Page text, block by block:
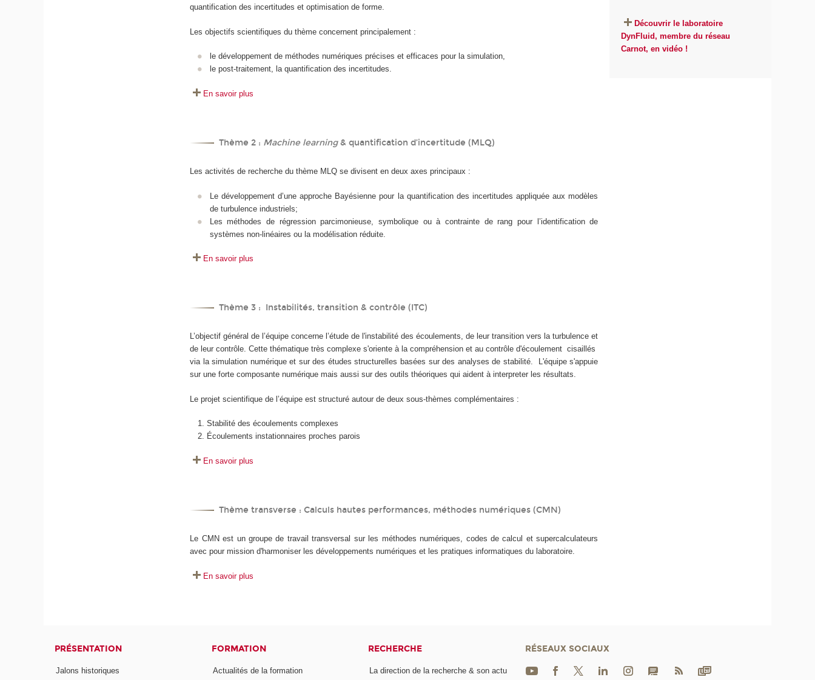
quantification des incertitudes et optimisation de forme.
Les objectifs scientifiques du thème concernent principalement :
le développement de méthodes numériques précises et efficaces pour la simulation,
le post-traitement, la quantification des incertitudes.
En savoir plus
Thème 2 : Machine learning& quantification d’incertitude (MLQ)
Les activités de recherche du thème MLQ se divisent en deux axes principaux :
Le développement d’une approche Bayésienne pour la quantification des incertitudes appliquée aux modèles
de turbulence industriels;
Les méthodes de régression parcimonieuse, symbolique ou à contrainte de rang pour l’identification de
systèmes non-linéaires ou la modélisation réduite.
En savoir plus
Thème 3 : Instabilités, transition & contrôle (ITC)
L’objectif général de l’équipe concerne l’étude de l'instabilité des écoulements, de leur transition vers la turbulence et
de leur contrôle. Cette thématique très complexe s'oriente à la compréhension et au contrôle d'écoulement cisaillés
via la simulation numérique et sur des études structurelles basées sur des analyses de stabilité. L'équipe s'appuie
sur une forte composante numérique mais aussi sur des outils théoriques qui aident à interpreter les résultats.
Le projet scientifique de l’équipe est structuré autour de deux sous-thèmes complémentaires :
Stabilité des écoulements complexes
Écoulements instationnaires proches parois
En savoir plus
Thème transverse : Calculs hautes performances, méthodes numériques (CMN)
Le CMN est un groupe de travail transversal sur les méthodes numériques, codes de calcul et supercalculateurs
avec pour mission d'harmoniser les développements numériques et les pratiques informatiques du laboratoire.
En savoir plus
Découvrir le laboratoire
DynFluid, membre du réseau
Carnot, en vidéo !
PRÉSENTATION
Jalons historiques
FORMATION
Actualités de la formation
RECHERCHE
La direction de la recherche & son actu
RÉSEAUX SOCIAUX